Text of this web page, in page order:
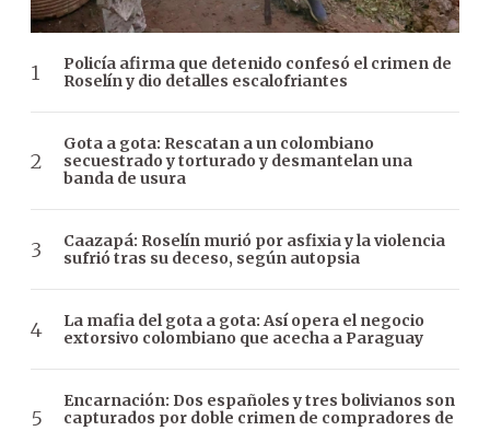
Policía afirma que detenido confesó el crimen de
Roselín y dio detalles escalofriantes
Gota a gota: Rescatan a un colombiano
secuestrado y torturado y desmantelan una
banda de usura
Caazapá: Roselín murió por asfixia y la violencia
sufrió tras su deceso, según autopsia
La mafia del gota a gota: Así opera el negocio
extorsivo colombiano que acecha a Paraguay
Encarnación: Dos españoles y tres bolivianos son
capturados por doble crimen de compradores de